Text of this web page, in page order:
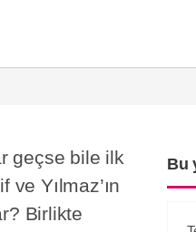
geçse bile ilk
Yılmaz’ın
Birlikte
Bu